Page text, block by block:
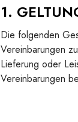
1.
Die folgenden
Vereinbarungen
Lieferung oder
Vereinbarungen